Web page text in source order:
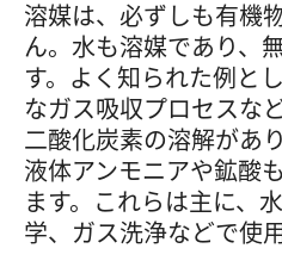
溶媒は、必ずしも有機
ん。水も溶媒であり、
す。よく知られた例と
なガス吸収プロセスな
二酸化炭素の溶解があ
液体アンモニアや鉱酸
ます。これらは主に、
学、ガス洗浄などで使